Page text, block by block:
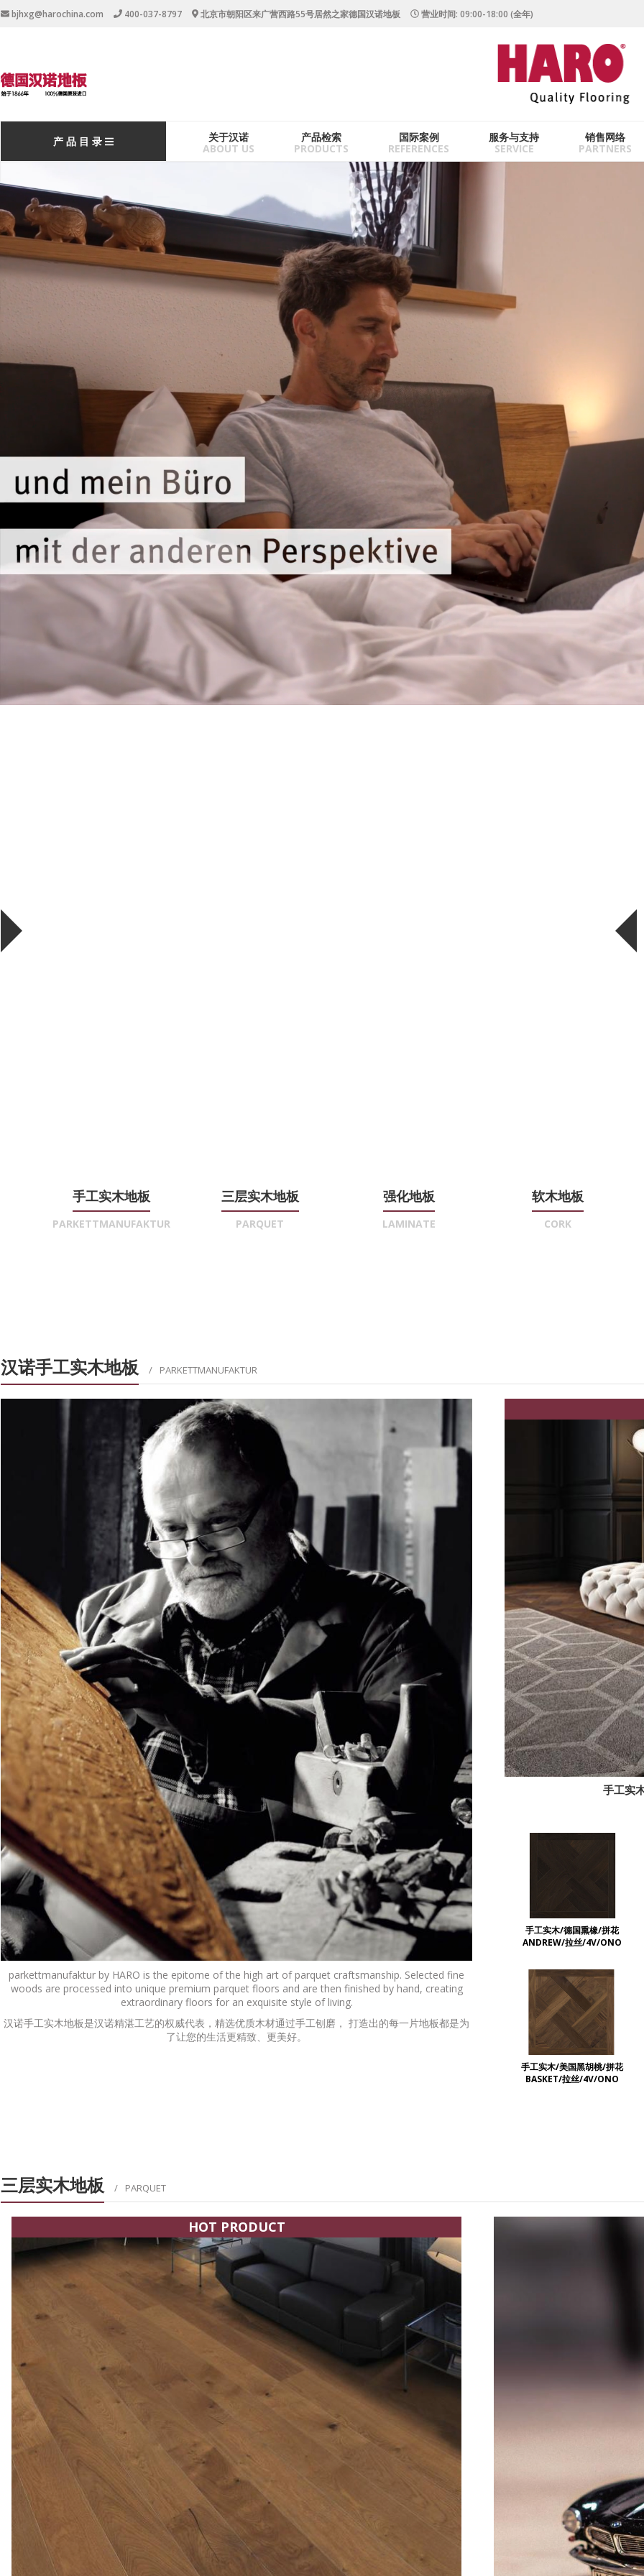
跳
转
内
容
bjhxg@harochina.com 400-037-8797 北京市朝阳区来广营西路55号居然之家德国汉诺地板 营业时间: 09:00-18:00 (全年)
产 品 目 录
导
关于汉诺
ABOUT US
产品检索
PRODUCTS
国际案例
REFERENCES
服务与支持
SERVICE
销售网络
PARTNERS
手工实木地板
PARKETTMANUFAKTUR
三层实木地板
PARQUET
强化地板
LAMINATE
软木地板
CORK
汉诺手工实木地板 PARKETTMANUFAKTUR
parkettmanufaktur by HARO is the epitome of the high art of parquet craftsmanship. Selected fine
woods are processed into unique premium parquet floors and are then finished by hand, creating
extraordinary floors for an exquisite style of living.
汉诺手工实木地板是汉诺精湛工艺的权威代表，精选优质木材通过手工刨磨， 打造出的每一片地板都是为
了让您的生活更精致、更美好。
手工实
手工实木/德国熏橡/拼花
ANDREW/拉丝/4V/ONO
手工实木/美国黑胡桃/拼花
BASKET/拉丝/4V/ONO
三层实木地板 PARQUET
HOT PRODUCT